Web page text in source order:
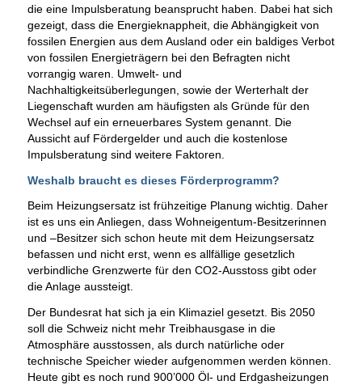
die eine Impulsberatung beansprucht haben. Dabei hat sich
gezeigt, dass die Energieknappheit, die Abhängigkeit von
fossilen Energien aus dem Ausland oder ein baldiges Verbot
von fossilen Energieträgern bei den Befragten nicht
vorrangig waren. Umwelt- und
Nachhaltigkeitsüberlegungen, sowie der Werterhalt der
Liegenschaft wurden am häufigsten als Gründe für den
Wechsel auf ein erneuerbares System genannt. Die
Aussicht auf Fördergelder und auch die kostenlose
Impulsberatung sind weitere Faktoren.
Weshalb braucht es dieses Förderprogramm?
Beim Heizungsersatz ist frühzeitige Planung wichtig. Daher
ist es uns ein Anliegen, dass Wohneigentum-Besitzerinnen
und –Besitzer sich schon heute mit dem Heizungsersatz
befassen und nicht erst, wenn es allfällige gesetzlich
verbindliche Grenzwerte für den CO2-Ausstoss gibt oder
die Anlage aussteigt.
Der Bundesrat hat sich ja ein Klimaziel gesetzt. Bis 2050
soll die Schweiz nicht mehr Treibhausgase in die
Atmosphäre ausstossen, als durch natürliche oder
technische Speicher wieder aufgenommen werden können.
Heute gibt es noch rund 900’000 Öl- und Erdgasheizungen